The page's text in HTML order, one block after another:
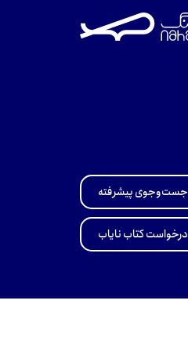
جست‌وجوی پیشرفته
درخواست کتاب نایاب